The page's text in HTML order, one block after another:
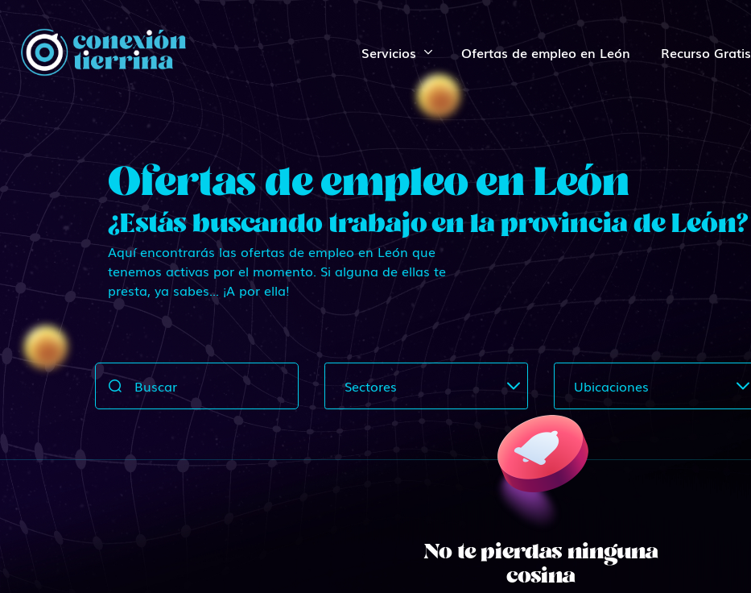
ConexionTierrina Servicios Ofertas de empleo en León Recurso Gratis
Ofertas de empleo en León
¿Estás buscando trabajo en la provincia de León?
Aquí encontrarás las ofertas de empleo en León que
tenemos activas por el momento. Si alguna de ellas te
presta, ya sabes... ¡A por ella!
Buscar Sectores
Ubicaciones
No te pierdas ninguna
cosina